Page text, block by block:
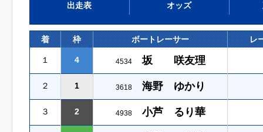
出走表 オッズ
着 枠 ボートレーサー レ
１ 4 4534 坂 咲友理
２ 1 3618 海野 ゆかり
３ 2 4938 小芦 るり華